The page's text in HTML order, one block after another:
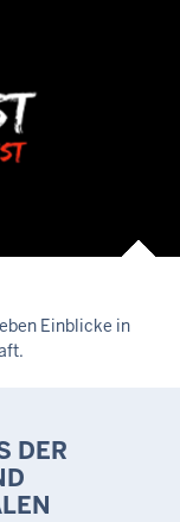
Einblicke in
DER